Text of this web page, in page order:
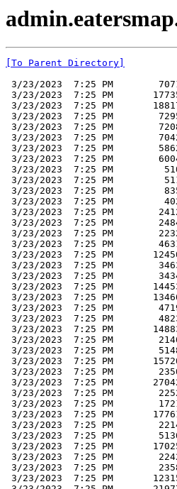
[To Parent Directory]
3/23/2023  7:25 PM
3/23/2023  7:25 PM
3/23/2023  7:25 PM
3/23/2023  7:25 PM
3/23/2023  7:25 PM
3/23/2023  7:25 PM
3/23/2023  7:25 PM
3/23/2023  7:25 PM
3/23/2023  7:25 PM
3/23/2023  7:25 PM
3/23/2023  7:25 PM
3/23/2023  7:25 PM
3/23/2023  7:25 PM
3/23/2023  7:25 PM
3/23/2023  7:25 PM
3/23/2023  7:25 PM
3/23/2023  7:25 PM
3/23/2023  7:25 PM
3/23/2023  7:25 PM
3/23/2023  7:25 PM
3/23/2023  7:25 PM
3/23/2023  7:25 PM
3/23/2023  7:25 PM
3/23/2023  7:25 PM
3/23/2023  7:25 PM
3/23/2023  7:25 PM
3/23/2023  7:25 PM
3/23/2023  7:25 PM
3/23/2023  7:25 PM
3/23/2023  7:25 PM
3/23/2023  7:25 PM
3/23/2023  7:25 PM
3/23/2023  7:25 PM
3/23/2023  7:25 PM
3/23/2023  7:25 PM
3/23/2023  7:25 PM
3/23/2023  7:25 PM
3/23/2023  7:25 PM